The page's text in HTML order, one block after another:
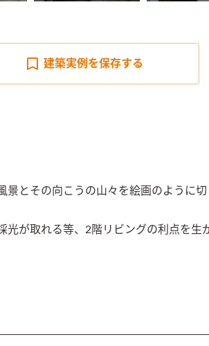
建築実例を保存する
とその向こうの山々を絵画のように切
が取れる等、2階リビングの利点を生